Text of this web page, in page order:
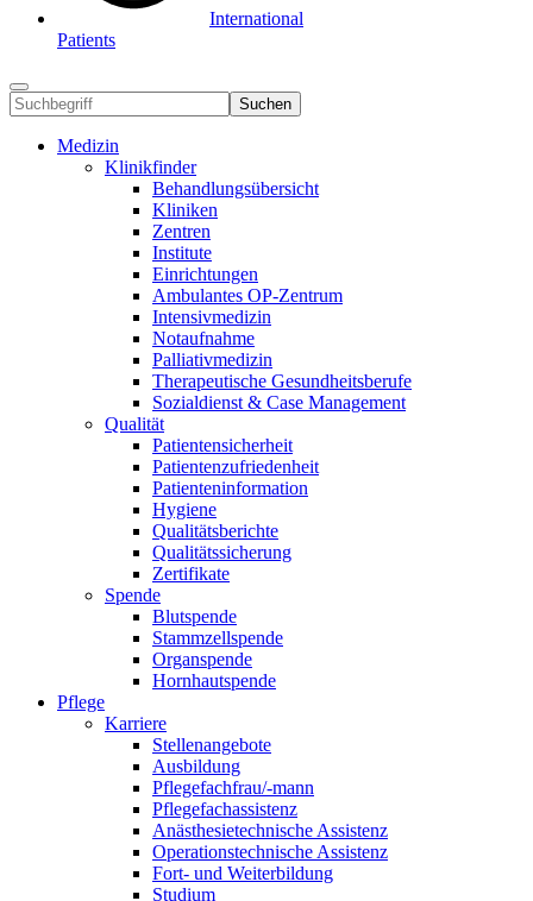
International
Patients
Suchen
Medizin
Klinikfinder
Behandlungsübersicht
Kliniken
Zentren
Institute
Einrichtungen
Ambulantes OP-Zentrum
Intensivmedizin
Notaufnahme
Palliativmedizin
Therapeutische Gesundheitsberufe
Sozialdienst & Case Management
Qualität
Patientensicherheit
Patientenzufriedenheit
Patienteninformation
Hygiene
Qualitätsberichte
Qualitätssicherung
Zertifikate
Spende
Blutspende
Stammzellspende
Organspende
Hornhautspende
Pflege
Karriere
Stellenangebote
Ausbildung
Pflegefachfrau/-mann
Pflegefachassistenz
Anästhesietechnische Assistenz
Operationstechnische Assistenz
Fort- und Weiterbildung
Studium